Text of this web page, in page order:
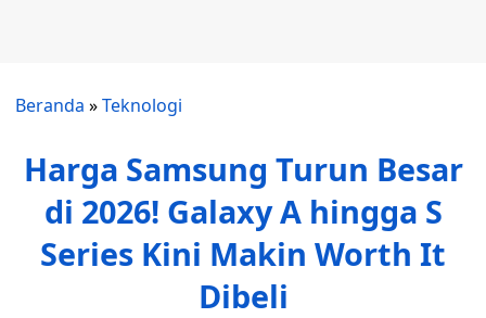
Beranda »Teknologi
Harga Samsung Turun Besar
di 2026! Galaxy A hingga S
Series Kini Makin Worth It
Dibeli